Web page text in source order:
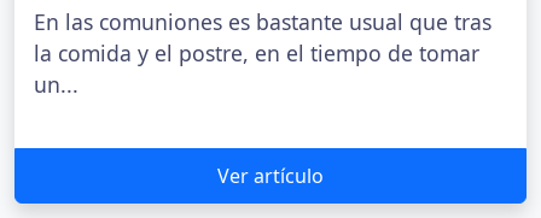
En las comuniones es bastante usual que tras
la comida y el postre, en el tiempo de tomar
un...
Ver artículo